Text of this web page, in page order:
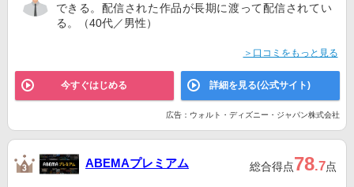
できる。配信された作品が長期に渡って配信されてい
る。（40代／男性）
＞口コミをもっと見る
今すぐはじめる 詳細を見る(公式サイト)
広告：ウォルト・ディズニー・ジャパン株式会社
ABEMAプレミアム 総合得点78.7点